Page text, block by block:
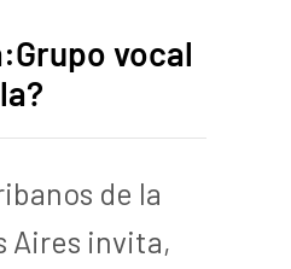
vocal
de la
Aires invita,